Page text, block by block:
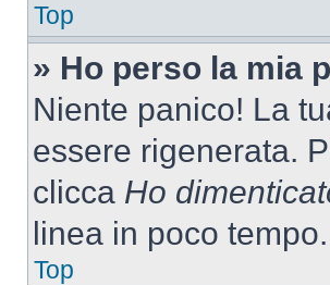
Top
» Ho perso la mia
Niente panico! La
essere rigenerata.
clicca Ho
linea in poco tempo.
Top